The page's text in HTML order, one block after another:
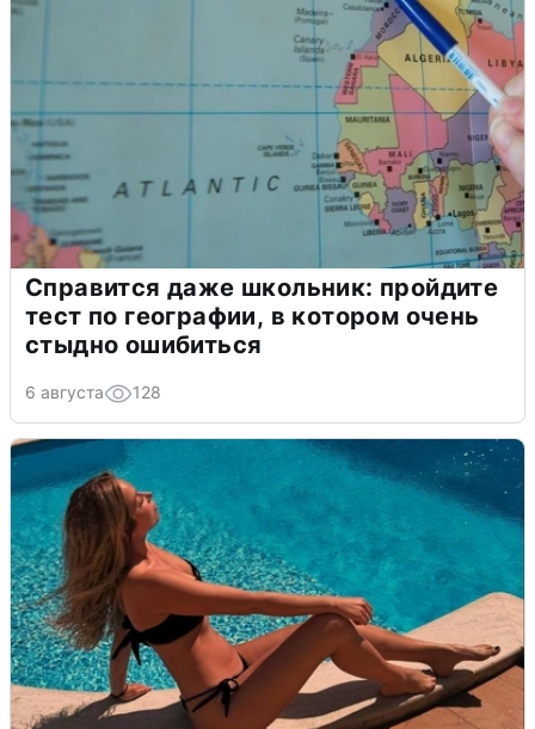
Справится даже школьник: пройдите
тест по географии, в котором очень
стыдно ошибиться
6 августа 128